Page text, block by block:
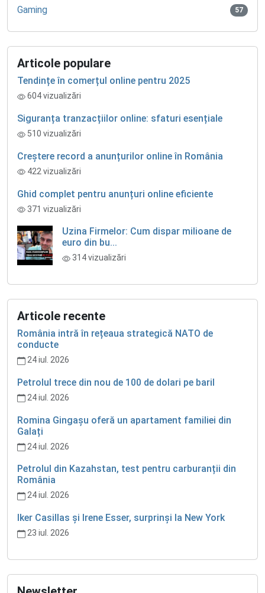
Gaming 57
Articole populare
Tendințe în comerțul online pentru 2025
604 vizualizări
Siguranța tranzacțiilor online: sfaturi esențiale
510 vizualizări
Creștere record a anunțurilor online în România
422 vizualizări
Ghid complet pentru anunțuri online eficiente
371 vizualizări
Uzina Firmelor: Cum dispar milioane de
euro din bu...
314 vizualizări
Articole recente
România intră în rețeaua strategică NATO de
conducte
24 iul. 2026
Petrolul trece din nou de 100 de dolari pe baril
24 iul. 2026
Romina Gingașu oferă un apartament familiei din
Galați
24 iul. 2026
Petrolul din Kazahstan, test pentru carburanții din
România
24 iul. 2026
Iker Casillas și Irene Esser, surprinși la New York
23 iul. 2026